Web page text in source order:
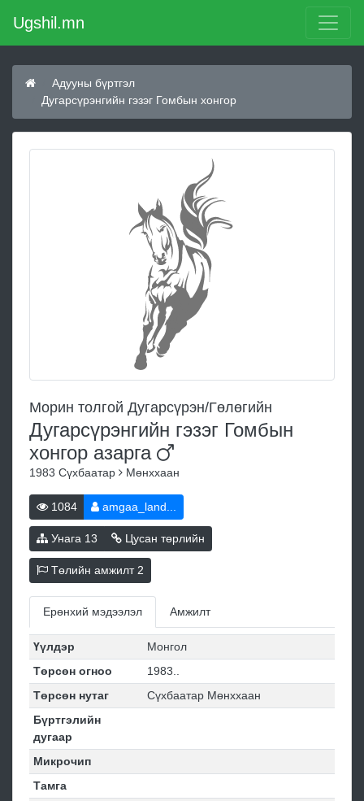
Ugshil.mn
Адууны бүртгэл
Дугарсүрэнгийн гэзэг Гомбын хонгор
Морин толгой Дугарсүрэн/Гөлөгийн
Дугарсүрэнгийн гэзэг Гомбын
хонгор азарга
1983 Сүхбаатар Мөнххаан
1084 amgaa_land...
Унага 13 Цусан төрлийн
Төлийн амжилт2
Ерөнхий мэдээлэл Амжилт
Үүлдэр
Монгол
Төрсөн огноо
1983..
Төрсөн нутаг
Сүхбаатар Мөнххаан
Бүртгэлийн
дугаар
Микрочип
Тамга